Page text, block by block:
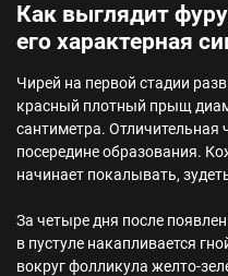
Как выглядит
его характерная
Чирей на первой стадии
красный плотный прыщ
сантиметра. Отличительная
посередине образования.
начинает покалывать,
За четыре дня после
в пустуле накапливается
вокруг фолликула желто-